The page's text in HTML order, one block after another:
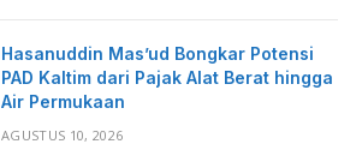
Hasanuddin Mas’ud Bongkar Potensi
PAD Kaltim dari Pajak Alat Berat hingga
Air Permukaan
AGUSTUS 10, 2026